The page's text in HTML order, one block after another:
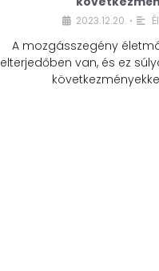
2023.12.20. •
A mozgásszegény
elterjedőben van, és ez